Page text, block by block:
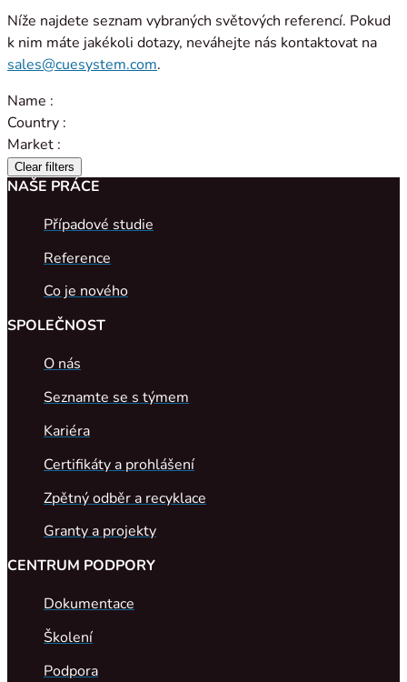
Níže najdete seznam vybraných světových referencí. Pokud
k nim máte jakékoli dotazy, neváhejte nás kontaktovat na
sales@cuesystem.com.
Name :
Country :
Market :
Clear filters
NAŠE PRÁCE
Případové studie
Reference
Co je nového
SPOLEČNOST
O nás
Seznamte se s týmem
Kariéra
Certifikáty a prohlášení
Zpětný odběr a recyklace
Granty a projekty
CENTRUM PODPORY
Dokumentace
Školení
Podpora